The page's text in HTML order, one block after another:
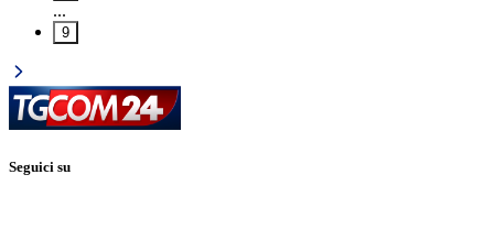
...
9
Seguici su